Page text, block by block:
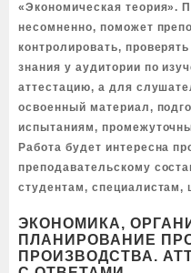
«Экономическая теория».
несомненно, поможет
контролировать,
знания у аудитории по
аттестацию, а для
освоенный материал,
испытаниям,
Работа будет интересна
преподавательскому
студентам, специалистам,
ЭКОНОМИКА,
ПЛАНИРОВАНИЕ
ПРОИЗВОДСТВА.